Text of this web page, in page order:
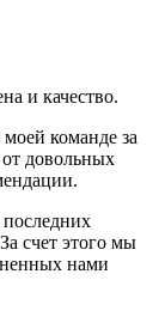
и качество.
команде за
довольных
счет этого мы
нами